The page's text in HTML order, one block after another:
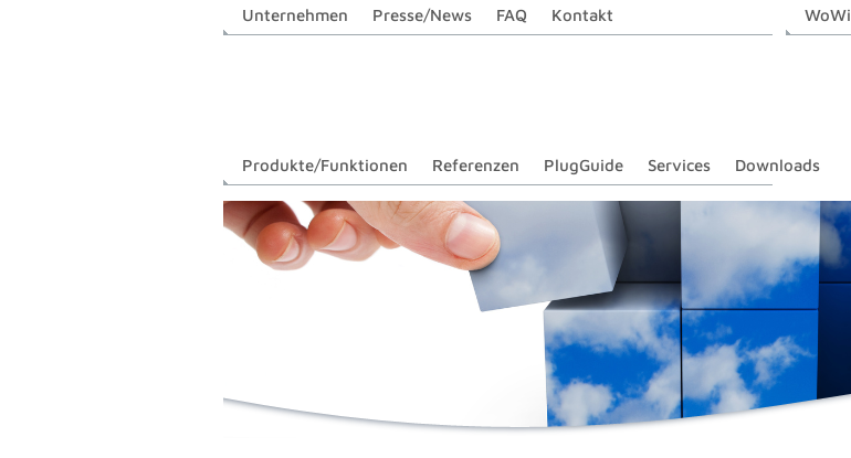
Unternehmen Presse/News FAQ Kontakt WoWi
Produkte/Funktionen Referenzen PlugGuide Services Downloads